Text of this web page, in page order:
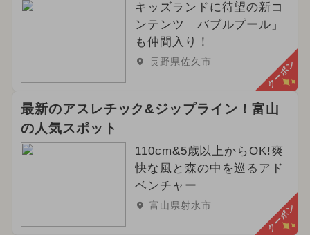
キッズランドに待望の新コ
ンテンツ「バブルプール」
も仲間入り！
長野県佐久市 クーポン
最新のアスレチック&ジップライン！富山
の人気スポット
110cm&5歳以上からOK!爽
快な風と森の中を巡るアド
ベンチャー
富山県射水市 クーポン